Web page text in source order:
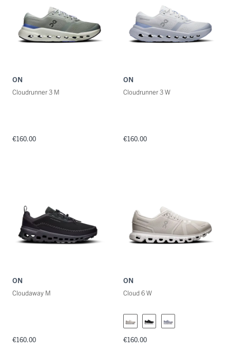
ON
Cloudrunner 3 M
€160.00
ON
Cloudrunner 3 W
€160.00
ON
Cloudaway M
€160.00
ON
Cloud 6 W
€160.00